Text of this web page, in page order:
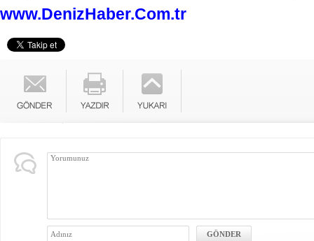
www.DenizHaber.Com.tr